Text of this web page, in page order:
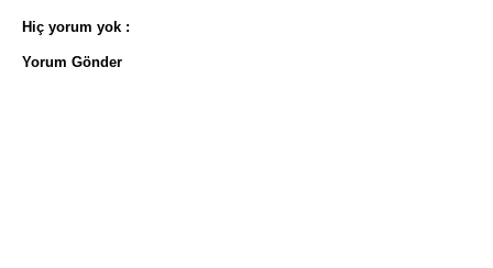
Hiç yorum yok :
Yorum Gönder